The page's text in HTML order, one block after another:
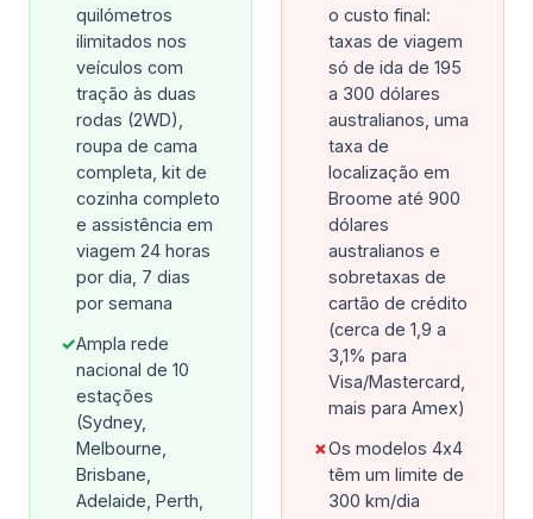
quilómetros
ilimitados nos
veículos com
tração às duas
rodas (2WD),
roupa de cama
completa, kit de
cozinha completo
e assistência em
viagem 24 horas
por dia, 7 dias
por semana
✓Ampla rede
nacional de 10
estações
(Sydney,
Melbourne,
Brisbane,
Adelaide, Perth,
o custo final:
taxas de viagem
só de ida de 195
a 300 dólares
australianos, uma
taxa de
localização em
Broome até 900
dólares
australianos e
sobretaxas de
cartão de crédito
(cerca de 1,9 a
3,1% para
Visa/Mastercard,
mais para Amex)
✗Os modelos 4x4
têm um limite de
300 km/dia